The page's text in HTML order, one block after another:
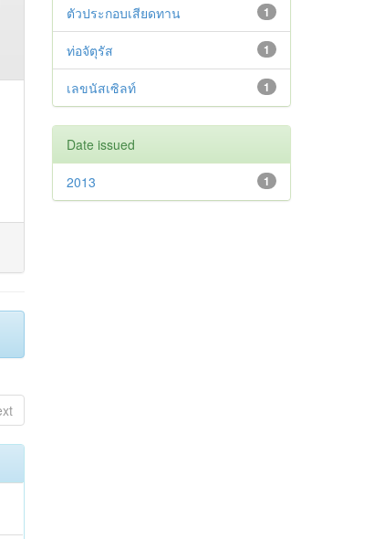
1
ตัวประกอบเสียดทาน
1
ท่อจัตุรัส
1
เลขนัสเซิลท์
Date issued
1
2013